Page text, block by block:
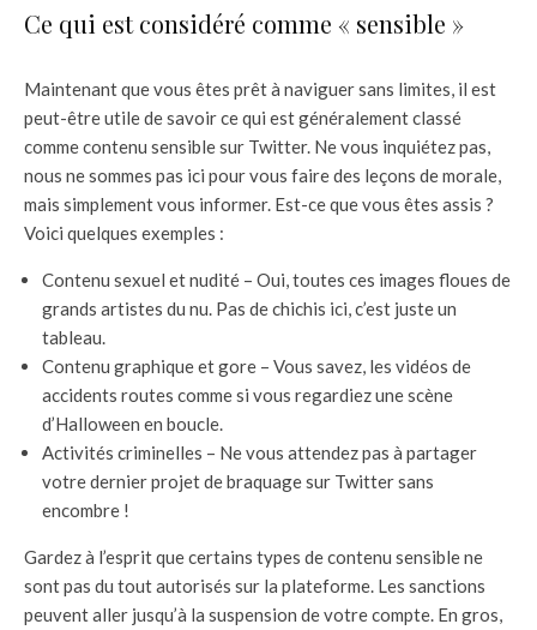
Ce qui est considéré comme « sensible »
Maintenant que vous êtes prêt à naviguer sans limites, il est
peut-être utile de savoir ce qui est généralement classé
comme contenu sensible sur Twitter. Ne vous inquiétez pas,
nous ne sommes pas ici pour vous faire des leçons de morale,
mais simplement vous informer. Est-ce que vous êtes assis ?
Voici quelques exemples :
Contenu sexuel et nudité – Oui, toutes ces images floues de
grands artistes du nu. Pas de chichis ici, c’est juste un
tableau.
Contenu graphique et gore – Vous savez, les vidéos de
accidents routes comme si vous regardiez une scène
d’Halloween en boucle.
Activités criminelles – Ne vous attendez pas à partager
votre dernier projet de braquage sur Twitter sans
encombre !
Gardez à l’esprit que certains types de contenu sensible ne
sont pas du tout autorisés sur la plateforme. Les sanctions
peuvent aller jusqu’à la suspension de votre compte. En gros,